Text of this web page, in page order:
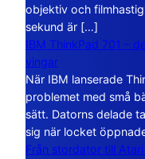
objektiv och
sekund är […]
IBM ThinkPad 701 –
vingar
När IBM lanserade
problemet med små
sätt. Datorns delade
sig när locket
Från stordator till